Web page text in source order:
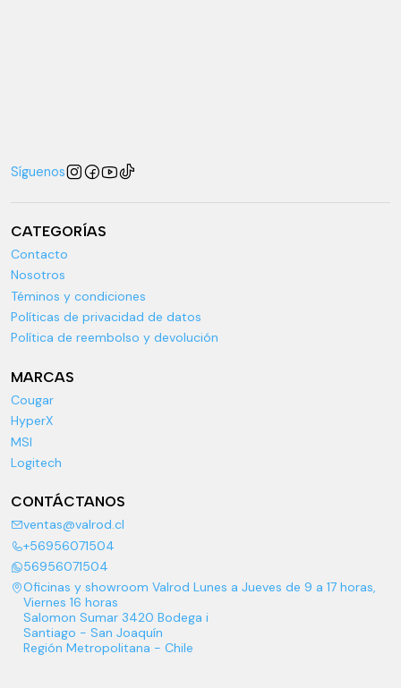
Síguenos
CATEGORÍAS
Contacto
Nosotros
Téminos y condiciones
Políticas de privacidad de datos
Política de reembolso y devolución
MARCAS
Cougar
HyperX
MSI
Logitech
CONTÁCTANOS
ventas@valrod.cl
+56956071504
56956071504
Oficinas y showroom Valrod Lunes a Jueves de 9 a 17 horas,
Viernes 16 horas
Salomon Sumar 3420 Bodega i
Santiago - San Joaquín
Región Metropolitana - Chile